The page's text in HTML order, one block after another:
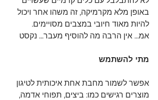
באופן מלא מקרמיקה, זה משהו אחר ויכול
להיות מאוד חיובי במצבים מסויימים.
אמ... אין הרבה מה להוסיף מעבר... נקסט
מתי להשתמש
אפשר לשמור מחבת אחת איכותית לטיגון
מוצרים רגישים כמו: ביצים, תפוחי אדמה,